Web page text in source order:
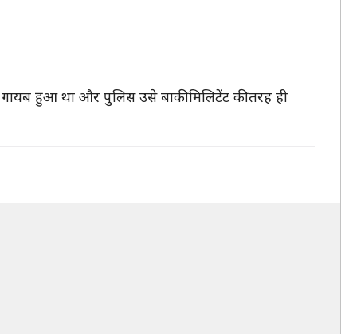
हुआ था और पुलिस उसे बाकी मिलिटेंट की तरह ही